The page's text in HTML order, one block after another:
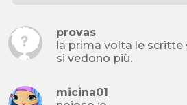
provas
la prima volta le scritte
si vedono più.
micina01